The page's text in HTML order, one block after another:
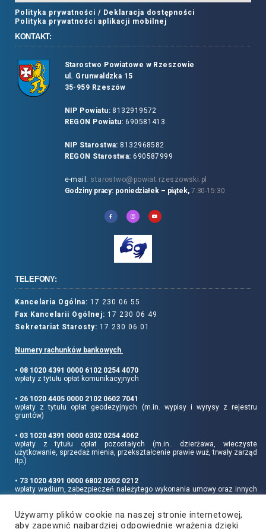
Polityka prywatności / Deklaracja dostępności
Polityka prywatności aplikacji mobilnej
KONTAKT:
Starostwo Powiatowe w Rzeszowie
ul. Grunwaldzka 15
35-959 Rzeszów
NIP Powiatu:8132919572
REGON Powiatu: 690581413
NIP Starostwa: 8132968582
REGON Starostwa: 690587999
e-mail: starostwo@powiat.rzeszowski.pl
Godziny pracy: poniedziałek – piątek, 7:30-15:30
TELEFONY:
Kancelaria Ogólna: 17 230 06 55
Fax Kancelarii Ogólnej: 17 230 06 49
Sekretariat Starosty: 17 230 06 01
Numery rachunków bankowych
• 08 1020 4391 0000 6102 0254 4070
wpłaty z tytułu opłat komunikacyjnych
• 26 1020 4405 0000 2102 0602 7041
wpłaty z tytułu opłat geodezyjnych (m.in. wypisy i wyrysy z rejestru
gruntów)
• 03 1020 4391 0000 6302 0254 4062
wpłaty z tytułu opłat pozostałych (m.in.. dzierżawa, wieczyste
użytkowanie, sprzedaż mienia, przekształcenie prawie wuż, trwały zarząd
itp.)
• 73 1020 4391 0000 6802 0202 0212
wpłaty wadium, zabezpieczeń należytego wykonania umowy oraz innych
Informujemy, że opłatę skarbową należy uiszczać na rachunek Urzędu
Miasta Rzeszowa:
Używamy plików cookie na naszej stronie internetowej,
aby zapewnić najbardziej odpowiednie wrażenia dzięki